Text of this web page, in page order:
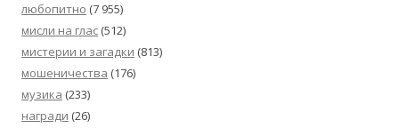
любопитно (7 955)
мисли на глас (512)
мистерии и загадки (813)
мошеничества (176)
музика (233)
награди (26)